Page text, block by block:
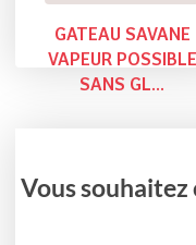
GATEAU SAVANE
VAPEUR POSSIBLE
SANS GL...
Vous